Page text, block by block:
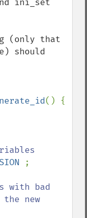
ini_set
(only that
should
() {
;
with bad
new